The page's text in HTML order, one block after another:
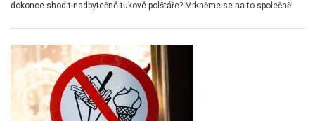
dokonce shodit nadbytečné tukové polštáře? Mrkněme se na to společně!